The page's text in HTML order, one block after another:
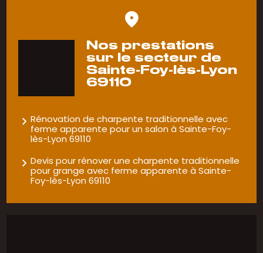
Nos prestations
sur le secteur de
Sainte-Foy-lès-Lyon
69110
Rénovation de charpente traditionnelle avec
ferme apparente pour un salon à Sainte-Foy-
lès-Lyon 69110
Devis pour rénover une charpente traditionnelle
pour grange avec ferme apparente à Sainte-
Foy-lès-Lyon 69110